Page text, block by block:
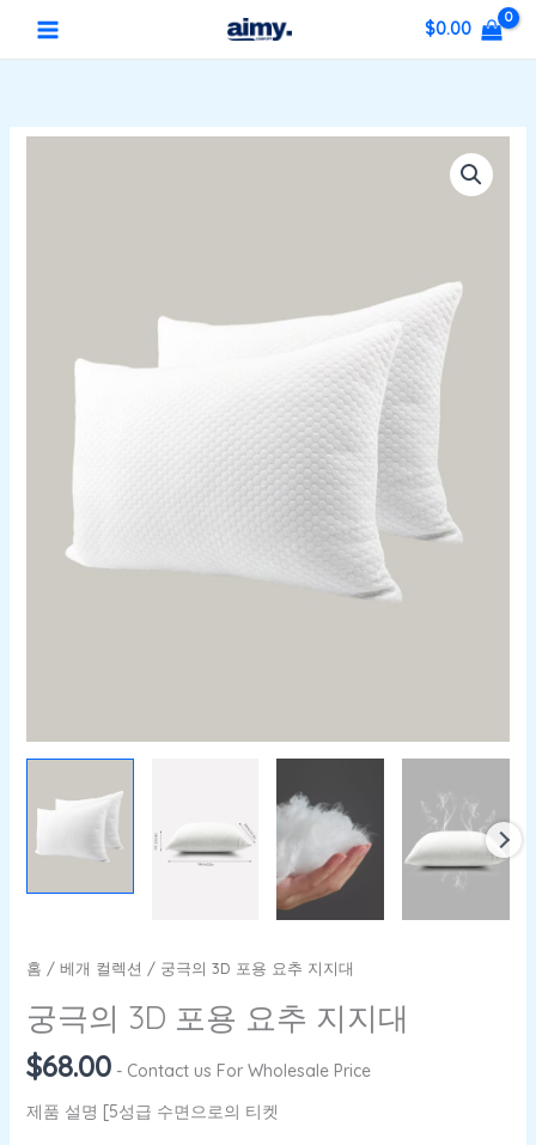
건
MAIN
MENU
$0.00
홈 / 베개 컬렉션 / 궁극의 3D 포용 요추 지지대
궁극의 3D 포용 요추 지지대
$68.00 - Contact us For Wholesale Price
제품 설명 [5성급 수면으로의 티켓